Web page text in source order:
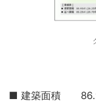
■ 建築面積